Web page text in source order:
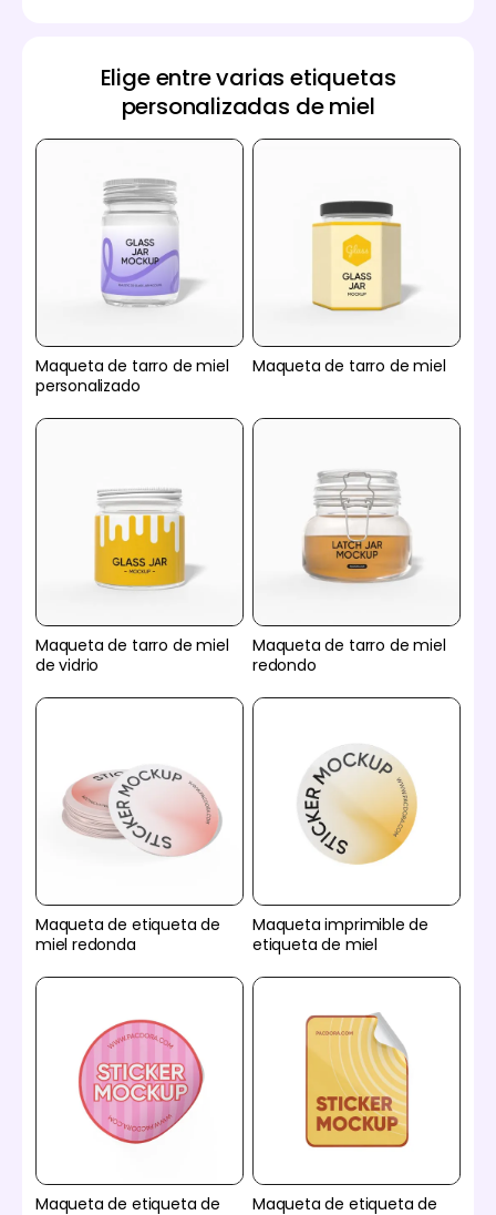
Elige entre varias etiquetas
personalizadas de miel
Maqueta de tarro de miel
personalizado
Maqueta de tarro de miel
Maqueta de tarro de miel
de vidrio
Maqueta de tarro de miel
redondo
Maqueta de etiqueta de
miel redonda
Maqueta imprimible de
etiqueta de miel
Maqueta de etiqueta de
Maqueta de etiqueta de